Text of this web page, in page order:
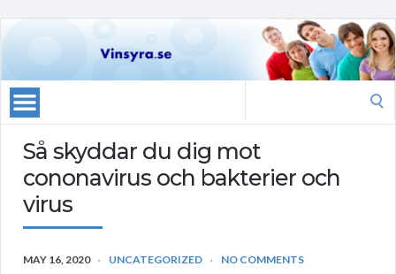
Så skyddar du dig mot
cononavirus och bakterier och
virus
MAY 16, 2020 UNCATEGORIZED NO COMMENTS